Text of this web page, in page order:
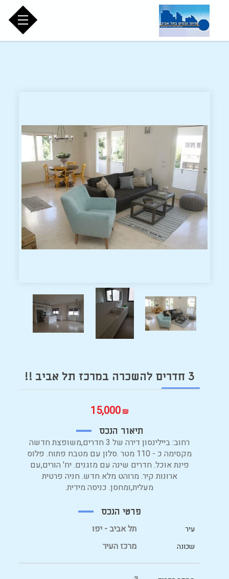
3 חדרים להשכרה במרכז תל אביב !!
15,000 ₪
תיאור הנכס
רחוב: ביילינסון דירה של 3 חדרים,משופצת חדשה
מקסימה כ - 110 מטר .סלון עם מטבח פתוח. פלוס
פינת אוכל. חדרים שינה עם מזגנים. יח' הורים,עם
ארונות קיר. מרוהט מלא חדש. חניה פרטית
מעלית,ומחסן. כניסה מידית.
פרטי הנכס
עיר תל אביב - יפו
שכונה מרכז העיר